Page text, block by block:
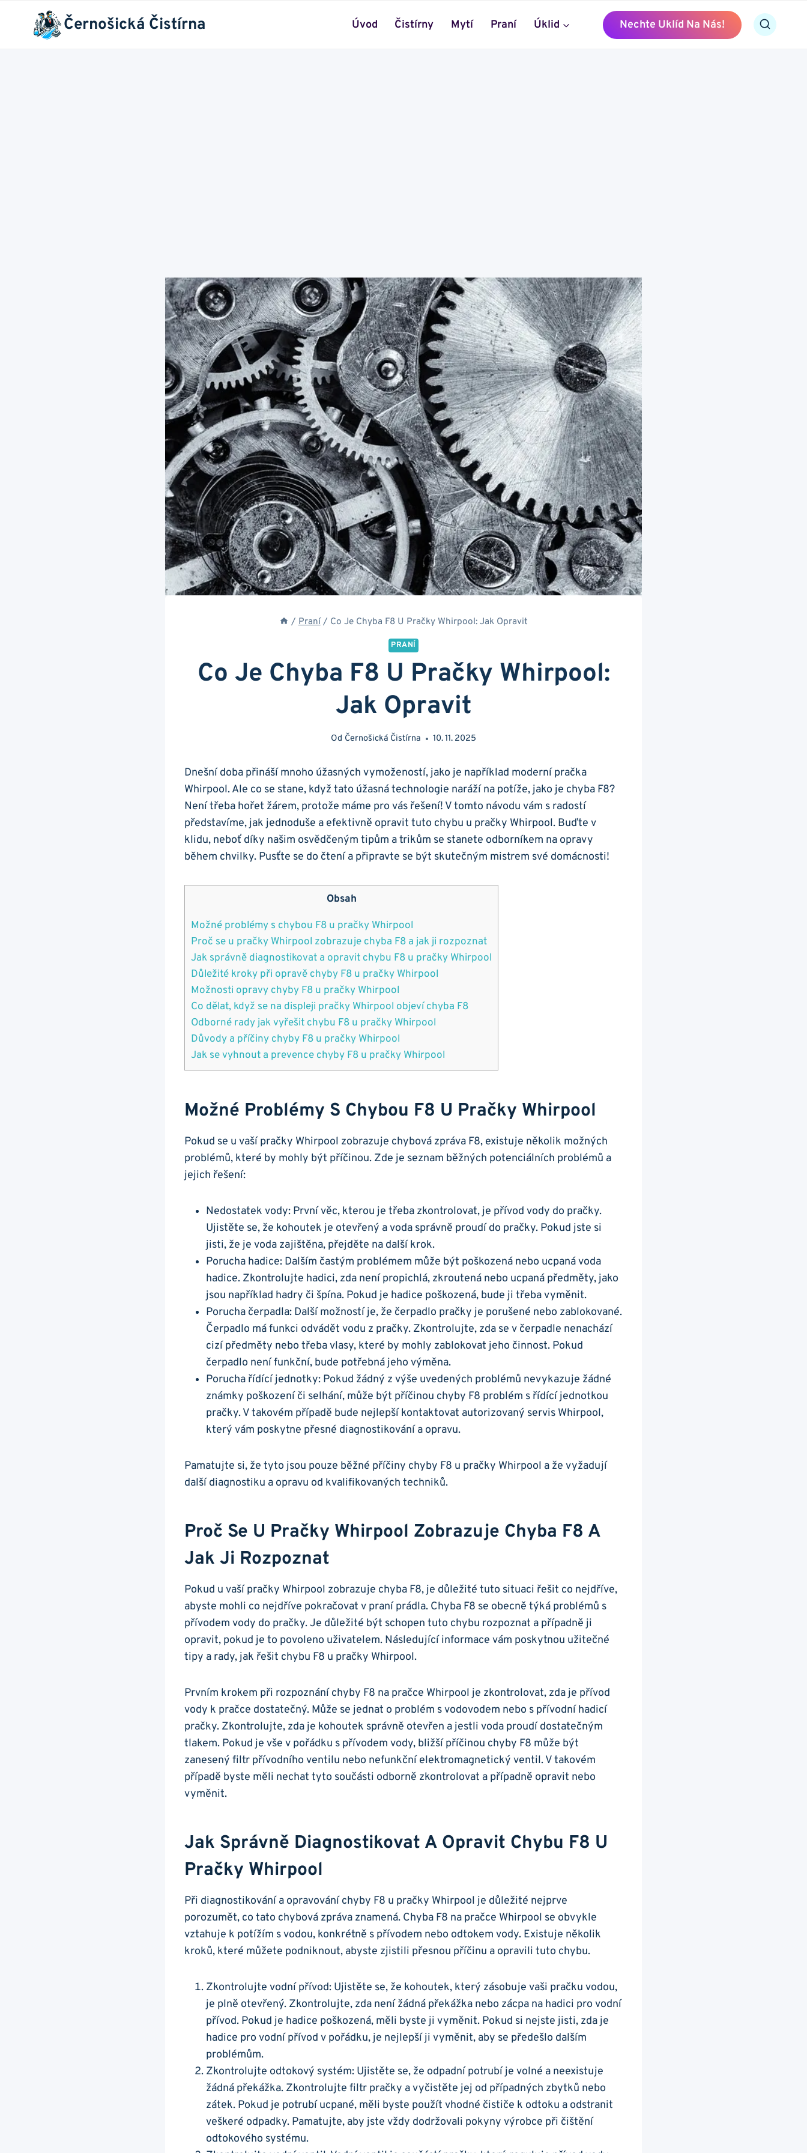
Černošická Čistírna Úvod Čistírny Mytí Praní Úklid Nechte Uklíd Na Nás!
/ Praní / Co Je Chyba F8 U Pračky Whirpool: Jak Opravit
PRANÍ
Co Je Chyba F8 U Pračky Whirpool:
Jak Opravit
Od Černošická Čistírna 10. 11. 2025
Dnešní doba⁢ přináší mnoho úžasných vymožeností, jako je například‌ moderní pračka
Whirpool. ‍Ale co ​se ⁢stane, když tato úžasná​ technologie ⁢naráží na⁤ potíže,⁢ jako ‍je chyba F8?
Není třeba ⁣hořet⁤ žárem, protože máme pro⁢ vás​ řešení! V tomto návodu vám ⁣s radostí
představíme, jak jednoduše‌ a efektivně opravit tuto‌ chybu⁢ u pračky‌ Whirpool. Buďte v
klidu, neboť díky našim ⁢osvědčeným tipům a⁣ trikům se stanete ⁤odborníkem na opravy
⁢během chvilky. Pusťte se do čtení a ⁣připravte⁤ se být skutečným mistrem své domácnosti!
Obsah
Možné problémy ⁣s ⁣chybou F8⁣ u pračky Whirpool
Proč se⁣ u pračky Whirpool⁢ zobrazuje chyba F8 ⁣a‍ jak ji ‍rozpoznat
Jak‍ správně diagnostikovat a opravit ⁤chybu‍ F8 u pračky Whirpool
Důležité kroky při opravě ⁤chyby ​F8 u ‍pračky Whirpool
Možnosti opravy chyby‍ F8 u pračky Whirpool
Co dělat, když⁣ se ⁣na ‍displeji pračky Whirpool objeví chyba F8
Odborné rady​ jak vyřešit ⁣chybu⁣ F8 ‍u⁣ pračky Whirpool
Důvody a příčiny chyby F8 u⁤ pračky⁣ Whirpool
Jak⁤ se vyhnout ⁤a prevence chyby F8 ​u‍ pračky ⁣Whirpool
Možné Problémy ⁣s ⁣chybou F8⁣ U Pračky Whirpool
Pokud se u vaší pračky Whirpool ⁤zobrazuje ⁤chybová zpráva F8,⁣ existuje několik možných
problémů, ​které by ‍mohly být‍ příčinou. Zde je seznam⁤ běžných potenciálních​ problémů⁤ a
jejich řešení:
Nedostatek ​vody: První věc, ‍kterou ‌je ​třeba zkontrolovat,⁢ je přívod vody do pračky.
Ujistěte se, že kohoutek je ⁣otevřený ⁣a voda‍ správně ⁢proudí‍ do pračky. Pokud jste​ si
jisti, že je voda zajištěna, přejděte na další‍ krok.
Porucha hadice: Dalším častým problémem⁣ může být poškozená nebo⁢ ucpaná ‌voda
hadice. Zkontrolujte hadici, zda není propichlá, zkroutená nebo ucpaná ‌předměty, ​jako
jsou například hadry či špína. ‍Pokud je hadice poškozená,​ bude ji‍ třeba⁣ vyměnit.
Porucha čerpadla: Další⁢ možností je, ‌že čerpadlo pračky je porušené nebo zablokované.
Čerpadlo‌ má ⁢funkci odvádět vodu z ⁣pračky. Zkontrolujte, zda se​ v‍ čerpadle nenachází
‍cizí předměty ‍nebo‌ třeba vlasy,​ které by mohly zablokovat jeho činnost. Pokud​
čerpadlo není‌ funkční, bude potřebná jeho výměna.
Porucha řídící jednotky: Pokud‌ žádný z ⁤výše ​uvedených problémů ⁣nevykazuje žádné
⁢známky poškození či selhání,‌ může ‍být příčinou chyby F8 problém ‌s řídící jednotkou ​
pračky. V takovém případě bude nejlepší kontaktovat autorizovaný servis Whirpool,
⁣který vám poskytne přesné diagnostikování a opravu.
Pamatujte si,​ že⁢ tyto ‌jsou⁤ pouze běžné⁢ příčiny chyby F8 u pračky ⁤Whirpool a že vyžadují
další diagnostiku a opravu od kvalifikovaných techniků.
Proč Se⁣ U Pračky Whirpool⁢ Zobrazuje Chyba F8 ⁣a‍
Jak Ji ‍rozpoznat
Pokud u vaší pračky⁣ Whirpool zobrazuje chyba F8, je ⁢důležité tuto situaci řešit co nejdříve,
abyste mohli co nejdříve pokračovat v praní prádla. ‌Chyba F8 se obecně týká problémů s
přívodem ⁣vody do pračky. Je důležité ‍být schopen‌ tuto chybu rozpoznat a případně ji
⁤opravit, ​pokud ⁣je to ⁤povoleno uživatelem. ‌Následující⁣ informace⁢ vám poskytnou užitečné
tipy a rady,​ jak ‍řešit chybu F8 u pračky Whirpool.
Prvním ​krokem při rozpoznání chyby ⁢F8 na ‌pračce Whirpool je ​zkontrolovat, zda je přívod
vody⁢ k pračce dostatečný. ⁤Může ​se jednat o problém s vodovodem⁣ nebo s přívodní​ hadicí
pračky. Zkontrolujte, zda je kohoutek správně⁤ otevřen‍ a‍ jestli voda proudí dostatečným
⁢tlakem. Pokud je vše v pořádku ⁢s přívodem ‍vody, ​bližší příčinou ‍chyby⁢ F8 může být
zanesený ⁢filtr ​přívodního ‍ventilu nebo​ nefunkční elektromagnetický ‍ventil. V takovém ​
případě byste měli nechat⁤ tyto‌ součásti odborně ⁢zkontrolovat a případně opravit ⁢nebo
vyměnit.⁣
Jak‍ Správně Diagnostikovat A Opravit ⁤chybu‍ F8 U
Pračky Whirpool
Při ‌diagnostikování ‌a‍ opravování chyby F8 u pračky Whirpool je důležité nejprve‌
porozumět, co tato chybová ‍zpráva znamená. Chyba F8 na pračce Whirpool ‌se⁤ obvykle‌
vztahuje ‌k potížím s ‌vodou, konkrétně s ⁣přívodem‍ nebo​ odtokem vody. Existuje několik
kroků, které můžete podniknout, abyste zjistili přesnou příčinu a ⁢opravili tuto⁤ chybu.
Zkontrolujte vodní přívod: Ujistěte‌ se, že kohoutek, který zásobuje vaši pračku‌ vodou,
je plně⁣ otevřený.⁢ Zkontrolujte, zda není⁤ žádná překážka nebo zácpa ‍na hadici ‍pro‌ vodní
přívod. Pokud je hadice poškozená, ‍měli byste ji ⁣vyměnit. Pokud ​si nejste jisti, ‍zda je‌
hadice pro vodní přívod v ​pořádku, ⁤je nejlepší ji vyměnit, aby se předešlo dalším
problémům.
Zkontrolujte odtokový‌ systém: Ujistěte se, že ‌odpadní ‌potrubí⁣ je volné a neexistuje
žádná překážka. Zkontrolujte filtr pračky a vyčistěte jej od případných ⁢zbytků nebo⁣
zátek. Pokud je potrubí ucpané, měli byste použít ​vhodné čističe ⁤k‍ odtoku a ⁢odstranit
veškeré odpadky. Pamatujte,⁤ aby ‍jste vždy ⁢dodržovali pokyny ‌výrobce při čištění
odtokového⁣ systému.